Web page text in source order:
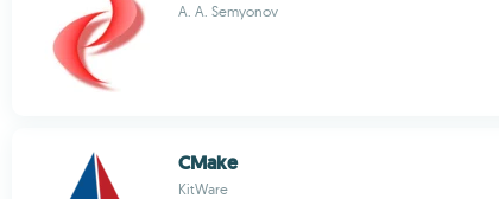
A. A. Semyonov
CMake
KitWare